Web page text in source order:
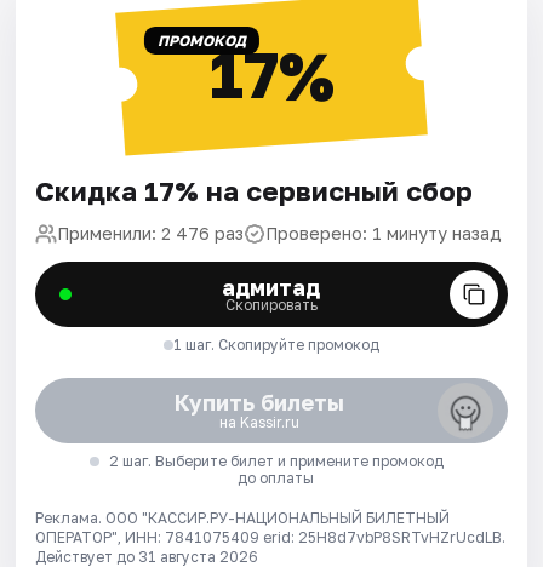
ПРОМОКОД17%
Скидка 17% на сервисный сбор
Применили: 2 476 раз Проверено: 1 минуту назад
адмитад
Скопировать
1 шаг. Скопируйте промокод
Купить билеты
на Kassir.ru
2 шаг. Выберите билет и примените промокод
до оплаты
Реклама. ООО "КАССИР.РУ-НАЦИОНАЛЬНЫЙ БИЛЕТНЫЙ
ОПЕРАТОР", ИНН: 7841075409 erid: 25H8d7vbP8SRTvHZrUcdLB.
Действует до 31 августа 2026